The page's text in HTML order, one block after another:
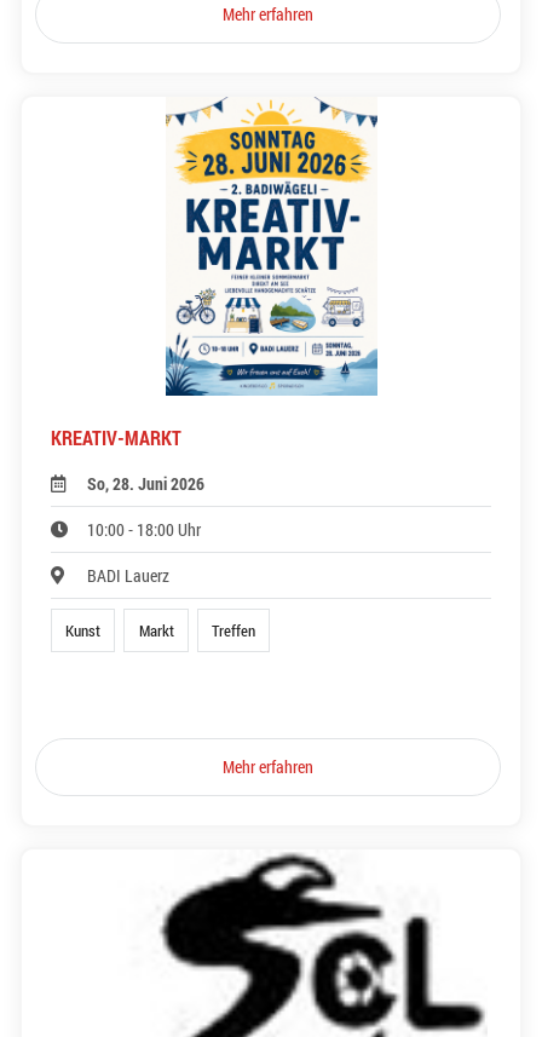
Mehr erfahren
KREATIV-MARKT
So, 28. Juni 2026
10:00 - 18:00 Uhr
BADI Lauerz
Kunst Markt Treffen
Mehr erfahren